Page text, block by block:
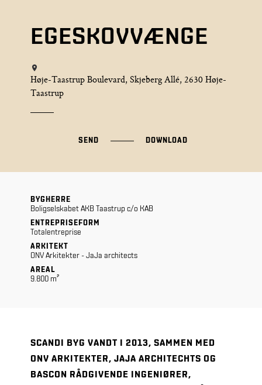
EGESKOVVÆNGE
Høje-Taastrup Boulevard, Skjeberg Allé, 2630 Høje-
Taastrup
SEND DOWNLOAD
BYGHERRE
Boligselskabet AKB Taastrup c/o KAB
ENTREPRISEFORM
Totalentreprise
ARKITEKT
ONV Arkitekter - JaJa architects
AREAL
9.800 m²
SCANDI BYG VANDT I 2013, SAMMEN MED
ONV ARKITEKTER, JAJA ARCHITECHTS OG
BASCON RÅDGIVENDE INGENIØRER,